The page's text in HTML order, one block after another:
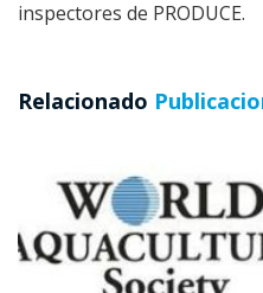
inspectores de PRODUCE.
Relacionado